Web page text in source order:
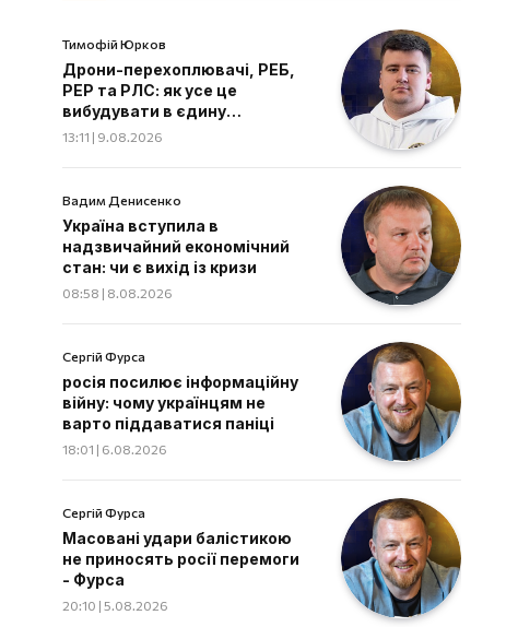
Тимофій Юрков
Дрони-перехоплювачі, РЕБ,
РЕР та РЛС: як усе це
вибудувати в єдину
екосистему
13:11 | 9.08.2026
Вадим Денисенко
Україна вступила в
надзвичайний економічний
стан: чи є вихід із кризи
08:58 | 8.08.2026
Сергій Фурса
росія посилює інформаційну
війну: чому українцям не
варто піддаватися паніці
18:01 | 6.08.2026
Сергій Фурса
Масовані удари балістикою
не приносять росії перемоги
- Фурса
20:10 | 5.08.2026